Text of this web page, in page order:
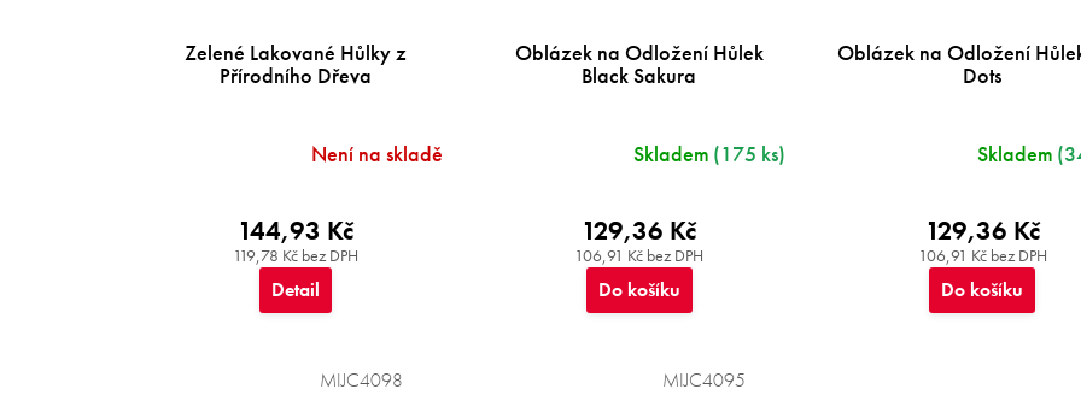
Zelené Lakované Hůlky z
Přírodního Dřeva
Není na skladě
119,78 Kč bez DPH
144,93 Kč
Detail
Oblázek na Odložení Hůlek
Black Sakura
Skladem (175 ks)
106,91 Kč bez DPH
129,36 Kč
Do košíku
Oblázek na Odložení
Dots
Skladem
106,91 Kč bez DPH
129,36 Kč
Do košíku
MIJC4098 MIJC4095